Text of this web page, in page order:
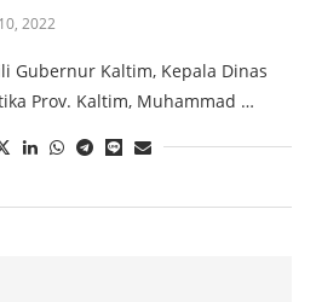
2022
Gubernur Kaltim, Kepala Dinas
Prov. Kaltim, Muhammad …